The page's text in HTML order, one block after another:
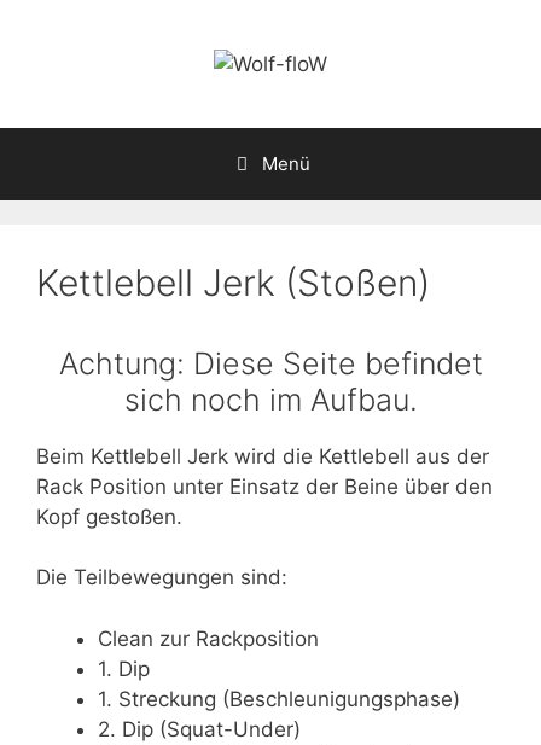
Menü
Kettlebell Jerk (Stoßen)
Achtung: Diese Seite befindet
sich noch im Aufbau.
Beim Kettlebell Jerk wird die Kettlebell aus der
Rack Position unter Einsatz der Beine über den
Kopf gestoßen.
Die Teilbewegungen sind:
Clean zur Rackposition
1. Dip
1. Streckung (Beschleunigungsphase)
2. Dip (Squat-Under)